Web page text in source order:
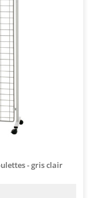
- gris clair